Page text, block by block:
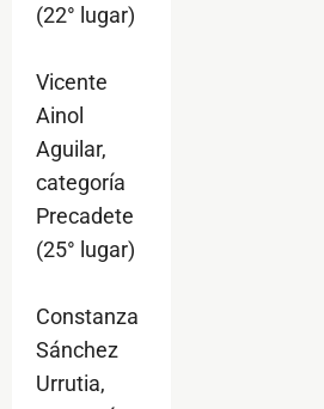
(22° lugar)
Vicente
Ainol
Aguilar,
categoría
Precadete
(25° lugar)
Constanza
Sánchez
Urrutia,